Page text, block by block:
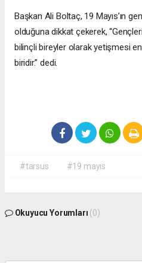
Başkan Ali Boltaç, 19 Mayıs’ın
olduğuna dikkat çekerek,
bilinçli bireyler olarak yetişmesi
#tarsus #19 mayıs
Okuyucu Yorumları (0)